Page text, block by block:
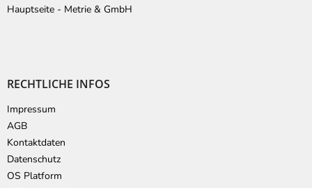
Hauptseite - Metrie & GmbH
RECHTLICHE INFOS
Impressum
AGB
Kontaktdaten
Datenschutz
OS Platform